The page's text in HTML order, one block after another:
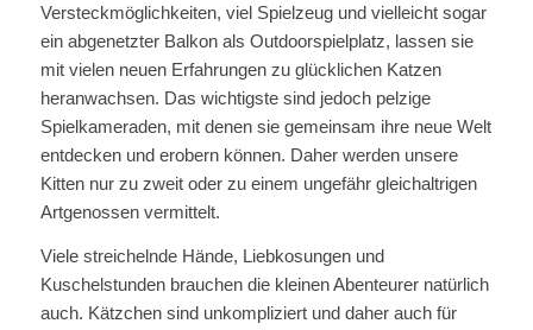
Versteckmöglichkeiten, viel Spielzeug und vielleicht sogar
ein abgenetzter Balkon als Outdoorspielplatz, lassen sie
mit vielen neuen Erfahrungen zu glücklichen Katzen
heranwachsen. Das wichtigste sind jedoch pelzige
Spielkameraden, mit denen sie gemeinsam ihre neue Welt
entdecken und erobern können. Daher werden unsere
Kitten nur zu zweit oder zu einem ungefähr gleichaltrigen
Artgenossen vermittelt.
Viele streichelnde Hände, Liebkosungen und
Kuschelstunden brauchen die kleinen Abenteurer natürlich
auch. Kätzchen sind unkompliziert und daher auch für